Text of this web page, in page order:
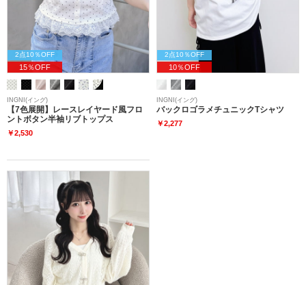
2点10％OFF
15％OFF
INGNI(イング)
【7色展開】レースレイヤード風フロ
ントボタン半袖リブトップス
￥2,530
2点10％OFF
10％OFF
INGNI(イング)
バックロゴラメチュニックTシャツ
￥2,277